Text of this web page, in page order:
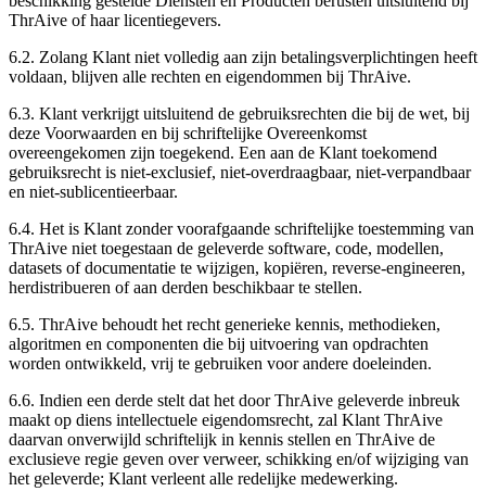
ThrAive of haar licentiegevers.
6.2. Zolang Klant niet volledig aan zijn betalingsverplichtingen heeft
voldaan, blijven alle rechten en eigendommen bij ThrAive.
6.3. Klant verkrijgt uitsluitend de gebruiksrechten die bij de wet, bij
deze Voorwaarden en bij schriftelijke Overeenkomst
overeengekomen zijn toegekend. Een aan de Klant toekomend
gebruiksrecht is niet-exclusief, niet-overdraagbaar, niet-verpandbaar
en niet-sublicentieerbaar.
6.4. Het is Klant zonder voorafgaande schriftelijke toestemming van
ThrAive niet toegestaan de geleverde software, code, modellen,
datasets of documentatie te wijzigen, kopiëren, reverse-engineeren,
herdistribueren of aan derden beschikbaar te stellen.
6.5. ThrAive behoudt het recht generieke kennis, methodieken,
algoritmen en componenten die bij uitvoering van opdrachten
worden ontwikkeld, vrij te gebruiken voor andere doeleinden.
6.6. Indien een derde stelt dat het door ThrAive geleverde inbreuk
maakt op diens intellectuele eigendomsrecht, zal Klant ThrAive
daarvan onverwijld schriftelijk in kennis stellen en ThrAive de
exclusieve regie geven over verweer, schikking en/of wijziging van
het geleverde; Klant verleent alle redelijke medewerking.